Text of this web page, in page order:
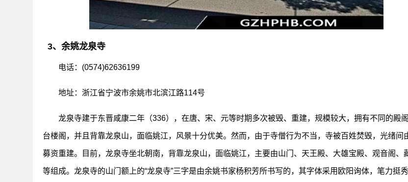
3、余姚龙泉寺
电话：(0574)62636199
地址：浙江省宁波市余姚市北滨江路114号
龙泉寺建于东晋咸康二年（336），在唐、宋、元等时期多次被毁、重建，规模较大，拥有不同的殿
台楼阁，并且背靠龙泉山，面临姚江，风景十分优美。然而，由于寺僧行为不当，寺被百姓焚毁，光绪间
募资重建。目前，龙泉寺坐北朝南，背靠龙泉山，面临姚江，主要由山门、天王殿、大雄宝殿、观音阁、
等组成。龙泉寺的山门额上的“龙泉寺”三字是由余姚书家杨积芳所书写的，其字体采用欧阳询体，笔力挺